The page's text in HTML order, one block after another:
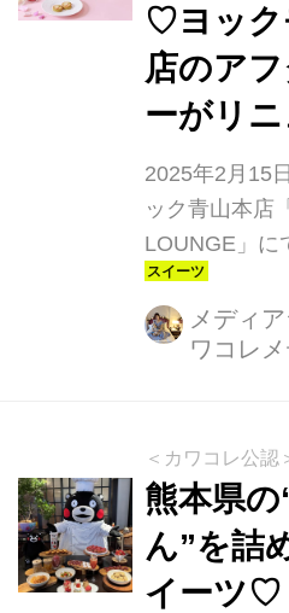
♡ヨック
店のア
ーがリニ
2025年2月15
ック青山本店
LOUNGE」に
ィーセット「
ーセット～春
～」がリニュ
空間で堪能で
メディ
ワコレ
＜カワコレ公認
熊本県
ん”を詰
イーツ♡